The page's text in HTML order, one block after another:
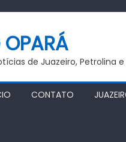
OPARÁ
de Juazeiro, Petrolina e
CONTATO